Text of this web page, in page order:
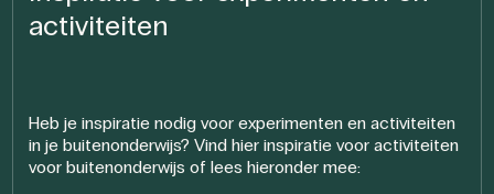
activiteiten
Heb je inspiratie nodig voor experimenten en activiteiten
in je buitenonderwijs? Vind hier inspiratie voor activiteiten
voor buitenonderwijs of lees hieronder mee: